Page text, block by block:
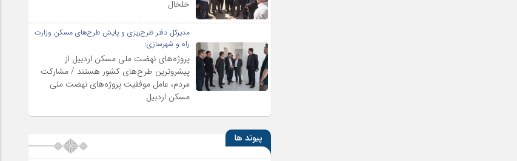
خلخال
مدیرکل دفتر طرح‌ریزی و پایش طرح‌های مسکن وزارت
راه و شهرسازی:
پروژه‌های نهضت ملی مسکن اردبیل از
پیشروترین طرح‌های کشور هستند / مشارکت
مردم، عامل موفقیت پروژه‌های نهضت ملی
مسکن اردبیل
پیوند ها